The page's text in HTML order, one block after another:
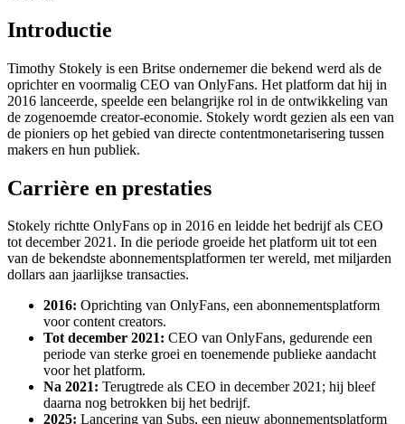
Introductie
Timothy Stokely is een Britse ondernemer die bekend werd als de
oprichter en voormalig CEO van OnlyFans. Het platform dat hij in
2016 lanceerde, speelde een belangrijke rol in de ontwikkeling van
de zogenoemde creator-economie. Stokely wordt gezien als een van
de pioniers op het gebied van directe contentmonetarisering tussen
makers en hun publiek.
Carrière en prestaties
Stokely richtte OnlyFans op in 2016 en leidde het bedrijf als CEO
tot december 2021. In die periode groeide het platform uit tot een
van de bekendste abonnementsplatformen ter wereld, met miljarden
dollars aan jaarlijkse transacties.
2016: Oprichting van OnlyFans, een abonnementsplatform
voor content creators.
Tot december 2021: CEO van OnlyFans, gedurende een
periode van sterke groei en toenemende publieke aandacht
voor het platform.
Na 2021: Terugtrede als CEO in december 2021; hij bleef
daarna nog betrokken bij het bedrijf.
2025: Lancering van Subs, een nieuw abonnementsplatform